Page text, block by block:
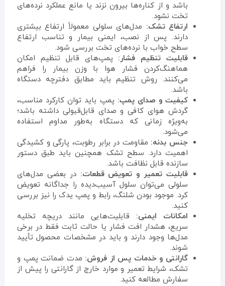
باشد و از کناره‌ها بیرون نزند یا مانع عملکرد نرده‌های
تخت نشود.
ارتفاع تشک: مدل‌های سلولی معمولاً ارتفاع بیشتری
دارند. پس از نصب، ایمنی بیمار و تناسب ارتفاع
سطح خواب با نرده‌های تخت بررسی شود.
قابلیت تنظیم فشار: پمپ‌های قابل تنظیم امکان
هماهنگ‌کردن فشار هوا با وزن بیمار را فراهم
می‌کنند. روش تنظیم باید مطابق دفترچه دستگاه
باشد.
کیفیت و صدای پمپ: پمپ باید توان کارکرد مناسب،
گردش هوای کافی و صدای قابل‌قبولی داشته باشد؛
به‌ویژه زمانی که دستگاه به‌طور مداوم استفاده
می‌شود.
جنس بدنه: مقاومت در برابر رطوبت، پارگی و کشیدگی
اهمیت دارد. سطح تشک همچنین باید طبق دستور
سازنده قابل نظافت باشد.
قابلیت تعمیر و تعویض قطعات: در بعضی مدل‌های
سلولی می‌توان سلول آسیب‌دیده را جداگانه تعویض
کرد. موجود بودن شلنگ، رابط و پمپ یدک را نیز بررسی
کنید.
امکانات ایمنی: قابلیت‌هایی مانند دریچه تخلیه
سریع، هشدار افت فشار یا حالت ثابت فقط در برخی
مدل‌ها وجود دارند و باید در مشخصات محصول تأیید
شوند.
گارانتی و خدمات پس از فروش: مدت ضمانت پمپ و
تشک، شرایط تعمیر و موارد خارج از گارانتی را پیش از
سفارش مطالعه کنید.